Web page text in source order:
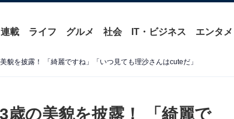
連載 ライフ グルメ 社会 IT・ビジネス エンタメ
貌を披露！ 「綺麗ですね」「いつ見ても理沙さんはcuteだ」
歳の美貌を披露！ 「綺麗で